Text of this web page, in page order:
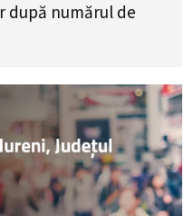
după numărul de